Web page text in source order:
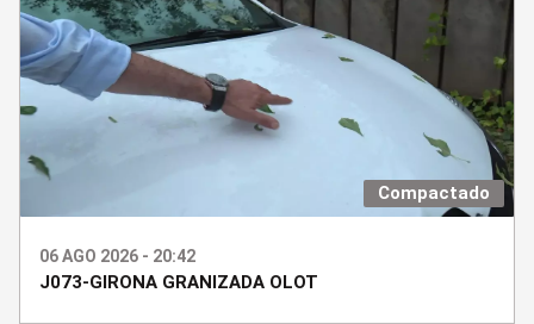
Compactado
06 AGO 2026 - 20:42
J073-GIRONA GRANIZADA OLOT